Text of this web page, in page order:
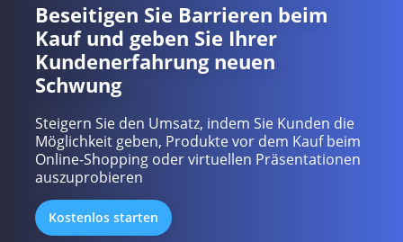
Beseitigen Sie Barrieren beim
Kauf und geben Sie Ihrer
Kundenerfahrung neuen
Schwung
Steigern Sie den Umsatz, indem Sie Kunden die
Möglichkeit geben, Produkte vor dem Kauf beim
Online-Shopping oder virtuellen Präsentationen
auszuprobieren
Kostenlos starten